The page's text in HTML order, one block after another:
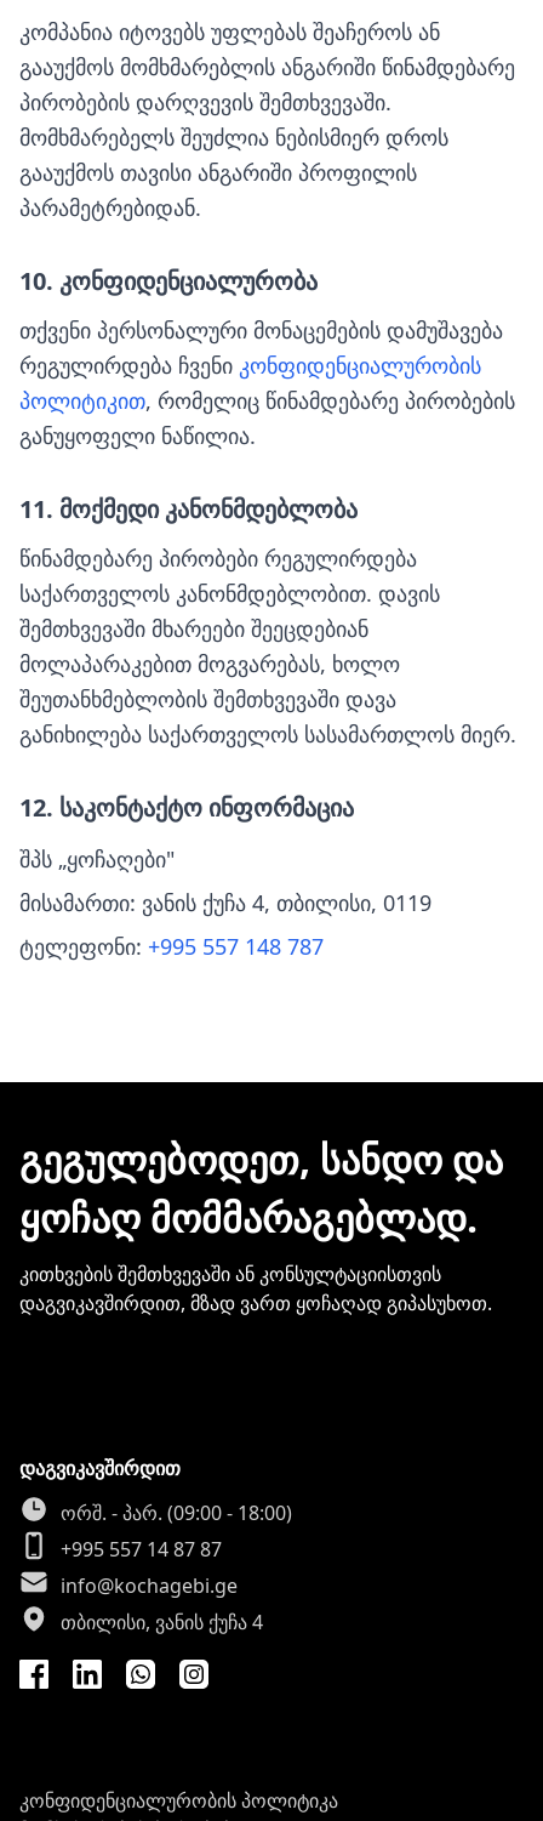
კომპანია იტოვებს უფლებას შეაჩეროს ან
გააუქმოს მომხმარებლის ანგარიში წინამდებარე
პირობების დარღვევის შემთხვევაში.
მომხმარებელს შეუძლია ნებისმიერ დროს
გააუქმოს თავისი ანგარიში პროფილის
პარამეტრებიდან.
10. კონფიდენციალურობა
თქვენი პერსონალური მონაცემების დამუშავება
რეგულირდება ჩვენი კონფიდენციალურობის
პოლიტიკით, რომელიც წინამდებარე პირობების
განუყოფელი ნაწილია.
11. მოქმედი კანონმდებლობა
წინამდებარე პირობები რეგულირდება
საქართველოს კანონმდებლობით. დავის
შემთხვევაში მხარეები შეეცდებიან
მოლაპარაკებით მოგვარებას, ხოლო
შეუთანხმებლობის შემთხვევაში დავა
განიხილება საქართველოს სასამართლოს მიერ.
12. საკონტაქტო ინფორმაცია
შპს „ყოჩაღები"
მისამართი: ვანის ქუჩა 4, თბილისი, 0119
ტელეფონი: +995 557 148 787
ᲒᲔᲒᲣᲚᲔᲑᲝᲓᲔᲗ, ᲡᲐᲜᲓᲝ ᲓᲐ
ᲧᲝᲩᲐᲦ ᲛᲝᲛᲛᲐᲠᲐᲒᲔᲑᲚᲐᲓ.
კითხვების შემთხვევაში ან კონსულტაციისთვის
დაგვიკავშირდით, მზად ვართ ყოჩაღად გიპასუხოთ.
დაგვიკავშირდით
ორშ. - პარ. (09:00 - 18:00)
+995 557 14 87 87
info@kochagebi.ge
თბილისი, ვანის ქუჩა 4
კონფიდენციალურობის პოლიტიკა